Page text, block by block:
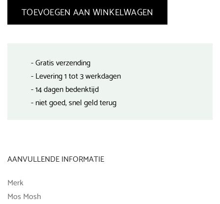
TOEVOEGEN AAN WINKELWAGEN
- Gratis verzending
- Levering 1 tot 3 werkdagen
- 14 dagen bedenktijd
- niet goed, snel geld terug
AANVULLENDE INFORMATIE
Merk
Mos Mosh